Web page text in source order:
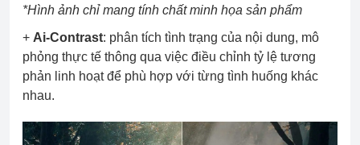
*Hình ảnh chỉ mang tính chất minh họa sản phẩm
+ Ai-Contrast: phân tích tình trạng của nội dung, mô
phỏng thực tế thông qua việc điều chỉnh tỷ lệ tương
phản linh hoạt để phù hợp với từng tình huống khác
nhau.